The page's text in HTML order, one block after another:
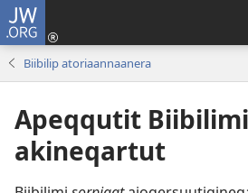
JW.ORG
Biibilip atoriaannaanera
Apeqqutit Biibilimi
akineqartut